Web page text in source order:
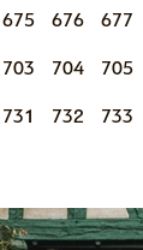
675 676 677
703 704 705
731 732 733